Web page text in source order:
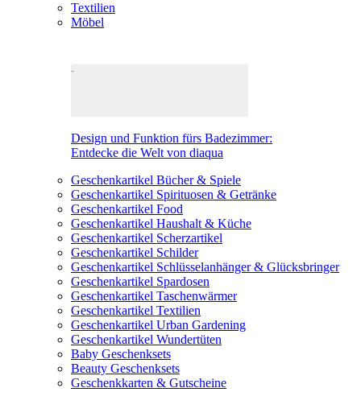
Textilien
Möbel
Design und Funktion fürs Badezimmer:
Entdecke die Welt von diaqua
Geschenkartikel Bücher & Spiele
Geschenkartikel Spirituosen & Getränke
Geschenkartikel Food
Geschenkartikel Haushalt & Küche
Geschenkartikel Scherzartikel
Geschenkartikel Schilder
Geschenkartikel Schlüsselanhänger & Glücksbringer
Geschenkartikel Spardosen
Geschenkartikel Taschenwärmer
Geschenkartikel Textilien
Geschenkartikel Urban Gardening
Geschenkartikel Wundertüten
Baby Geschenksets
Beauty Geschenksets
Geschenkkarten & Gutscheine